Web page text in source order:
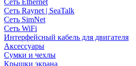
Сеть Ethernet
Сеть Raynet | SeaTalk
Сеть SimNet
Сеть WiFi
Интерфейсный кабель для двигателя
Аксессуары
Сумки и чехлы
Крышки экрана